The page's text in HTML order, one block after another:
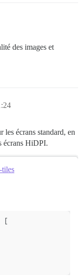
des images et
les écrans standard, en
écrans HiDPI.
tiles
[